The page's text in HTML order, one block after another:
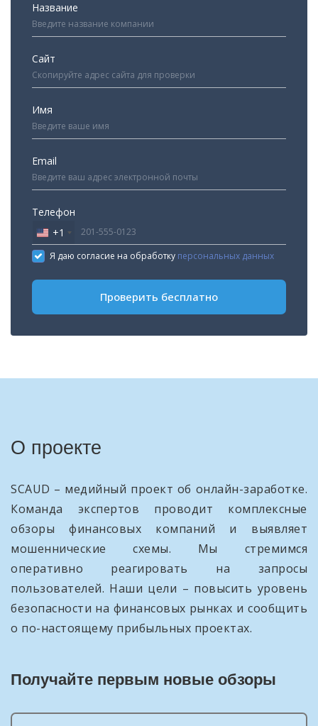
Название
Сайт
Имя
Email
Телефон
United
States
+1
+1
Я даю согласие на обработку персональных данных
Проверить бесплатно
О проекте
SCAUD – медийный проект об онлайн-заработке.
Команда экспертов проводит комплексные
обзоры финансовых компаний и выявляет
мошеннические схемы. Мы стремимся
оперативно реагировать на запросы
пользователей. Наши цели – повысить уровень
безопасности на финансовых рынках и сообщить
о по-настоящему прибыльных проектах.
Получайте первым новые обзоры